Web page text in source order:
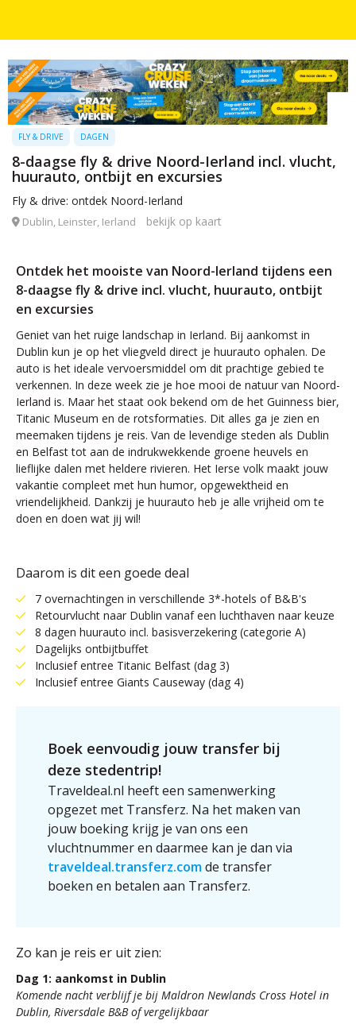
FLY & DRIVE DAGEN
8-daagse fly & drive Noord-Ierland incl. vlucht,
huurauto, ontbijt en excursies
Fly & drive: ontdek Noord-Ierland
Dublin, Leinster, Ierland bekijk op kaart
Ontdek het mooiste van Noord-Ierland tijdens een
8-daagse fly & drive incl. vlucht, huurauto, ontbijt
en excursies
Geniet van het ruige landschap in Ierland. Bij aankomst in
Dublin kun je op het vliegveld direct je huurauto ophalen. De
auto is het ideale vervoersmiddel om dit prachtige gebied te
verkennen. In deze week zie je hoe mooi de natuur van Noord-
Ierland is. Maar het staat ook bekend om de het Guinness bier,
Titanic Museum en de rotsformaties. Dit alles ga je zien en
meemaken tijdens je reis. Van de levendige steden als Dublin
en Belfast tot aan de indrukwekkende groene heuvels en
lieflijke dalen met heldere rivieren. Het Ierse volk maakt jouw
vakantie compleet met hun humor, opgewektheid en
vriendelijkheid. Dankzij je huurauto heb je alle vrijheid om te
doen en doen wat jij wil!
Daarom is dit een goede deal
7 overnachtingen in verschillende 3*-hotels of B&B's
Retourvlucht naar Dublin vanaf een luchthaven naar keuze
8 dagen huurauto incl. basisverzekering (categorie A)
Dagelijks ontbijtbuffet
Inclusief entree Titanic Belfast (dag 3)
Inclusief entree Giants Causeway (dag 4)
Boek eenvoudig jouw transfer bij
deze stedentrip!
Traveldeal.nl heeft een samenwerking
opgezet met Transferz. Na het maken van
jouw boeking krijg je van ons een
vluchtnummer en daarmee kan je dan via
traveldeal.transferz.comde transfer
boeken en betalen aan Transferz.
Zo kan je reis er uit zien:
Dag 1: aankomst in Dublin
Komende nacht verblijf je bij Maldron Newlands Cross Hotel in
Dublin, Riversdale B&B of vergelijkbaar